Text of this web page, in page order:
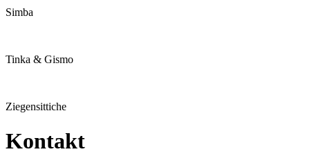
Simba
Tinka & Gismo
Ziegensittiche
Kontakt